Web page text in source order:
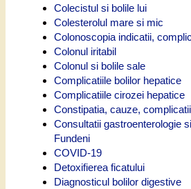
Colecistul si bolile lui
Colesterolul mare si mic
Colonoscopia indicatii,
Colonul iritabil
Colonul si bolile sale
Complicatiile bolilor hepatice
Complicatiile cirozei hepatice
Constipatia, cauze,
Consultatii gastroenterologie
Fundeni
COVID-19
Detoxifierea ficatului
Diagnosticul bolilor digestive